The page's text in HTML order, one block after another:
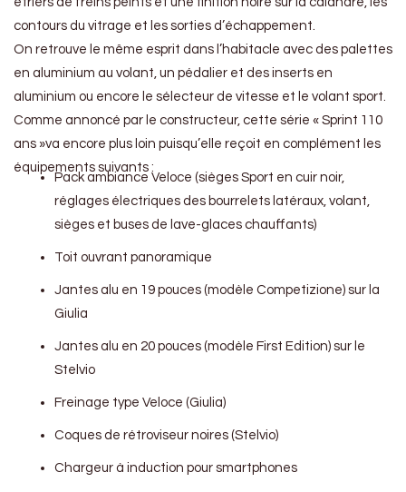
contours du vitrage et les sorties d’échappement.
On retrouve le même esprit dans l’habitacle avec des palettes
en aluminium au volant, un pédalier et des inserts en
aluminium ou encore le sélecteur de vitesse et le volant sport.
Comme annoncé par le constructeur, cette série « Sprint 110
ans »va encore plus loin puisqu’elle reçoit en complément les
équipements suivants :
Pack ambiance Veloce (sièges Sport en cuir noir,
réglages électriques des bourrelets latéraux, volant,
sièges et buses de lave-glaces chauffants)
Toit ouvrant panoramique
Jantes alu en 19 pouces (modèle Competizione) sur la
Giulia
Jantes alu en 20 pouces (modèle First Edition) sur le
Stelvio
Freinage type Veloce (Giulia)
Coques de rétroviseur noires (Stelvio)
Chargeur à induction pour smartphones